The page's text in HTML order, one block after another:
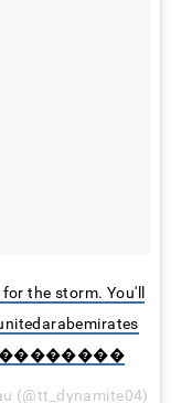
the storm. You'll
(@tt_dynamite04)